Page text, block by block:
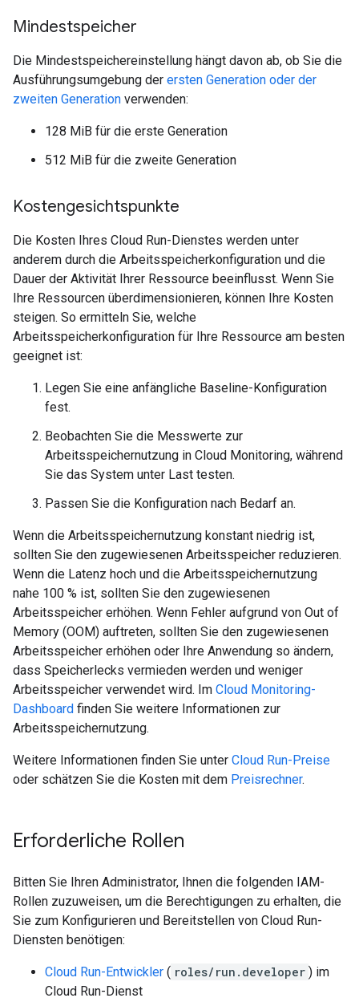
Mindestspeicher
Die Mindestspeichereinstellung hängt davon ab, ob Sie die
Ausführungsumgebung der ersten Generation oder der
zweiten Generation verwenden:
128 MiB für die erste Generation
512 MiB für die zweite Generation
Kostengesichtspunkte
Die Kosten Ihres Cloud Run-Dienstes werden unter
anderem durch die Arbeitsspeicherkonfiguration und die
Dauer der Aktivität Ihrer Ressource beeinflusst. Wenn Sie
Ihre Ressourcen überdimensionieren, können Ihre Kosten
steigen. So ermitteln Sie, welche
Arbeitsspeicherkonfiguration für Ihre Ressource am besten
geeignet ist:
Legen Sie eine anfängliche Baseline-Konfiguration
fest.
Beobachten Sie die Messwerte zur
Arbeitsspeichernutzung in Cloud Monitoring, während
Sie das System unter Last testen.
Passen Sie die Konfiguration nach Bedarf an.
Wenn die Arbeitsspeichernutzung konstant niedrig ist,
sollten Sie den zugewiesenen Arbeitsspeicher reduzieren.
Wenn die Latenz hoch und die Arbeitsspeichernutzung
nahe 100 % ist, sollten Sie den zugewiesenen
Arbeitsspeicher erhöhen. Wenn Fehler aufgrund von Out of
Memory (OOM) auftreten, sollten Sie den zugewiesenen
Arbeitsspeicher erhöhen oder Ihre Anwendung so ändern,
dass Speicherlecks vermieden werden und weniger
Arbeitsspeicher verwendet wird. Im Cloud Monitoring-
Dashboard finden Sie weitere Informationen zur
Arbeitsspeichernutzung.
Weitere Informationen finden Sie unter Cloud Run-Preise
oder schätzen Sie die Kosten mit dem Preisrechner.
Erforderliche Rollen
Bitten Sie Ihren Administrator, Ihnen die folgenden IAM-
Rollen zuzuweisen, um die Berechtigungen zu erhalten, die
Sie zum Konfigurieren und Bereitstellen von Cloud Run-
Diensten benötigen:
Cloud Run-Entwickler ( roles/run.developer ) im
Cloud Run-Dienst